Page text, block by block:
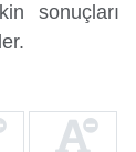
sonuçları